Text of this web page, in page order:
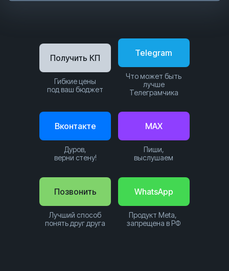
Позвонить
Лучший способ
понять друг друга
WhatsApp
Продукт Meta,
запрещена в РФ
Telegram
Что может быть
лучше
Телеграмчика
Вконтакте
Дуров,
верни стену!
Получить КП
Гибкие цены
под ваш бюджет
MAX
Пиши,
выслушаем